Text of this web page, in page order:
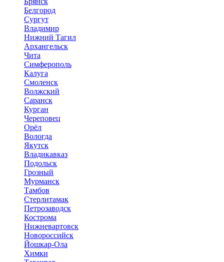
Белгород
Сургут
Владимир
Нижний Тагил
Архангельск
Чита
Симферополь
Калуга
Смоленск
Волжский
Саранск
Курган
Череповец
Орёл
Вологда
Якутск
Владикавказ
Подольск
Грозный
Мурманск
Тамбов
Стерлитамак
Петрозаводск
Кострома
Нижневартовск
Новороссийск
Йошкар-Ола
Химки